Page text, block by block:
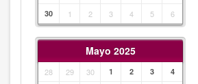
30
1 2 3 4 5 6
Mayo 2025
28 29 30 1 2 3 4